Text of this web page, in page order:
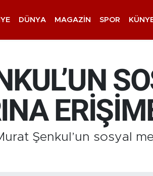
DÜNYA MAGAZIN SPOR
Şenkul’un sosyal